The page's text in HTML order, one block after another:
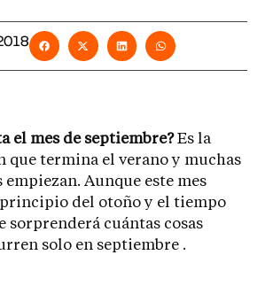
el mes de septiembre?Es la
que termina el verano y muchas
empiezan. Aunque este mes
del otoño y el tiempo
sorprenderá cuántas cosas
solo en septiembre .